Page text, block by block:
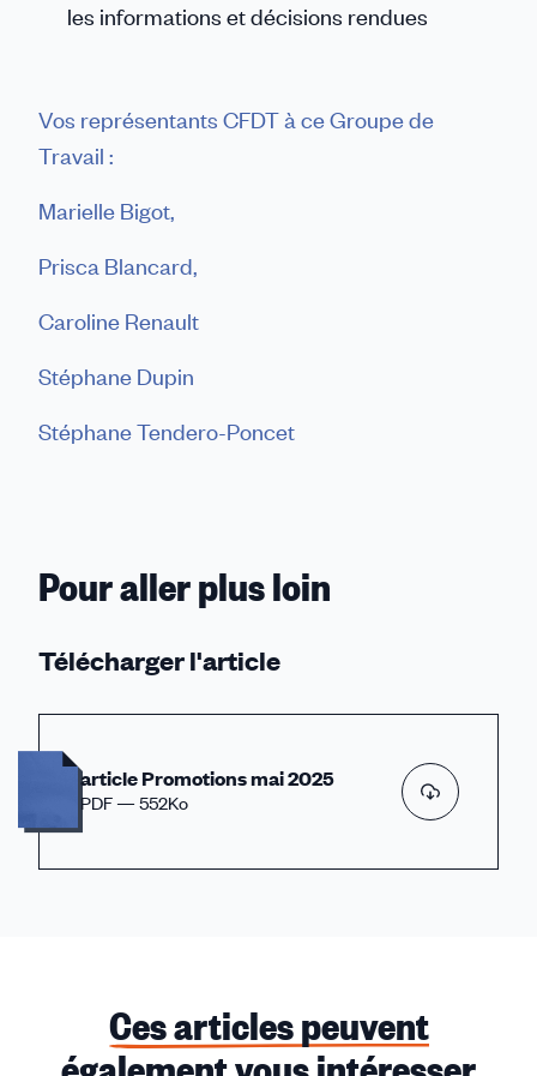
les informations et décisions rendues
Vos représentants CFDT à ce Groupe de
Travail :
Marielle Bigot,
Prisca Blancard,
Caroline Renault
Stéphane Dupin
Stéphane Tendero-Poncet
Pour aller plus loin
Télécharger l'article
article Promotions mai 2025
PDF — 552Ko
Ces articles peuvent